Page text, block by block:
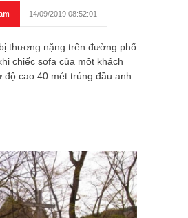
14/09/2019 08:52:01
thương nặng trên đường phố
chiếc sofa của một khách
cao 40 mét trúng đầu anh.